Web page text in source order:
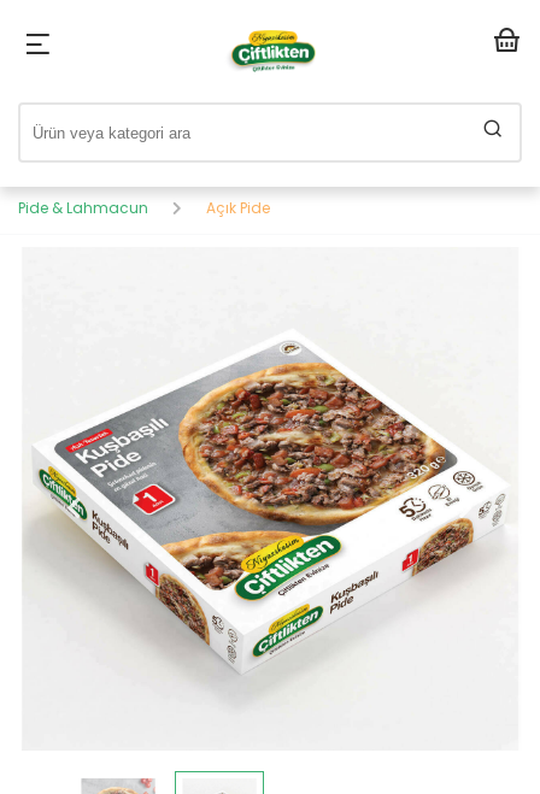
Pide & Lahmacun Açık Pide